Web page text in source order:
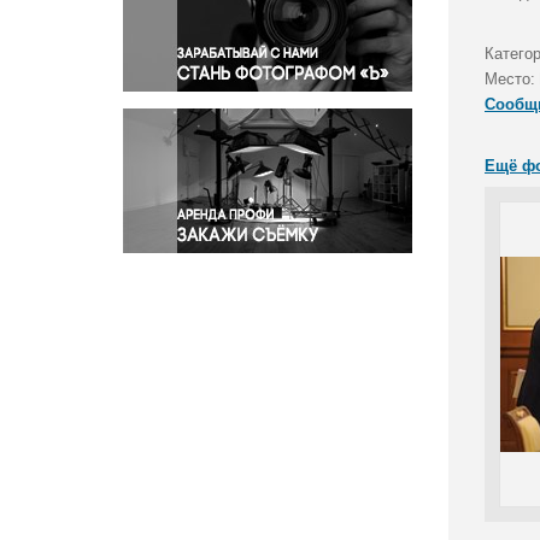
Правосудие
Происшествия и конфликты
Религия
Светская жизнь
Спорт
Экология
Экономика и бизнес
Место:
Ещё